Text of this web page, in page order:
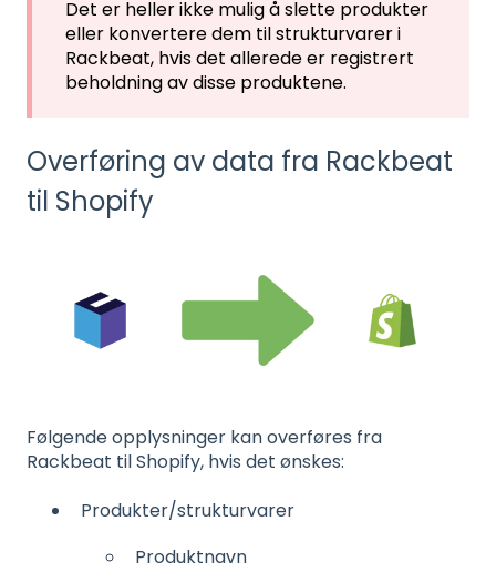
Det er heller ikke mulig å slette produkter
eller konvertere dem til strukturvarer i
Rackbeat, hvis det allerede er registrert
beholdning av disse produktene.
Overføring av data fra Rackbeat
til Shopify
Følgende opplysninger kan overføres fra
Rackbeat til Shopify, hvis det ønskes:
Produkter/strukturvarer
Produktnavn